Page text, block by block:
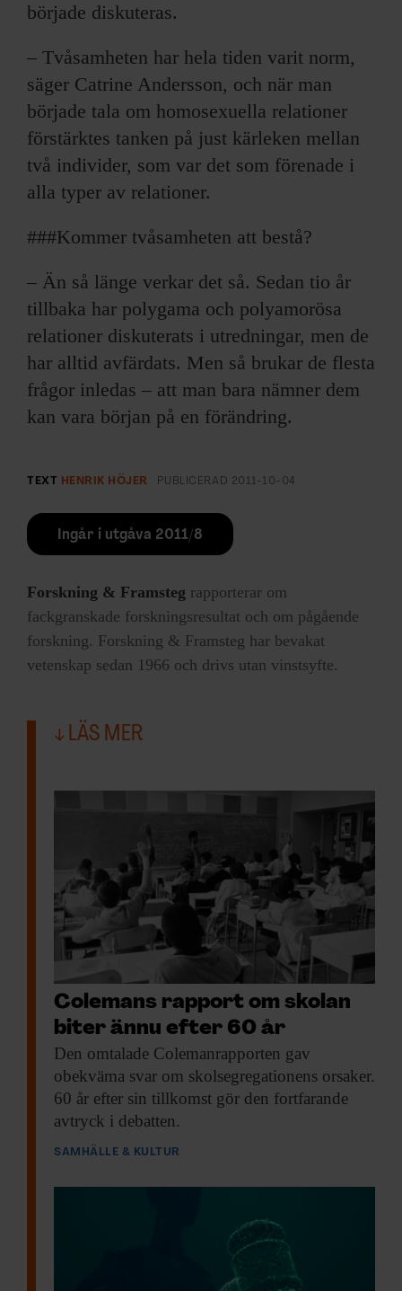
började diskuteras.
– Tvåsamheten har hela tiden varit norm,
säger Catrine Andersson, och när man
började tala om homosexuella relationer
förstärktes tanken på just kärleken mellan
två individer, som var det som förenade i
alla typer av relationer.
###Kommer tvåsamheten att bestå?
– Än så länge verkar det så. Sedan tio år
tillbaka har polygama och polyamorösa
relationer diskuterats i utredningar, men de
har alltid avfärdats. Men så brukar de flesta
frågor inledas – att man bara nämner dem
kan vara början på en förändring.
TEXT HENRIK HÖJER PUBLICERAD 2011-10-04
Ingår i utgåva 2011/8
Forskning & Framsteg rapporterar om
fackgranskade forskningsresultat och om pågående
forskning. Forskning & Framsteg har bevakat
vetenskap sedan 1966 och drivs utan vinstsyfte.
LÄS MER
Colemans rapport om skolan
biter ännu efter 60 år
Den omtalade Colemanrapporten gav
obekväma svar om skolsegregationens orsaker.
60 år efter sin tillkomst gör den fortfarande
avtryck i debatten.
SAMHÄLLE & KULTUR